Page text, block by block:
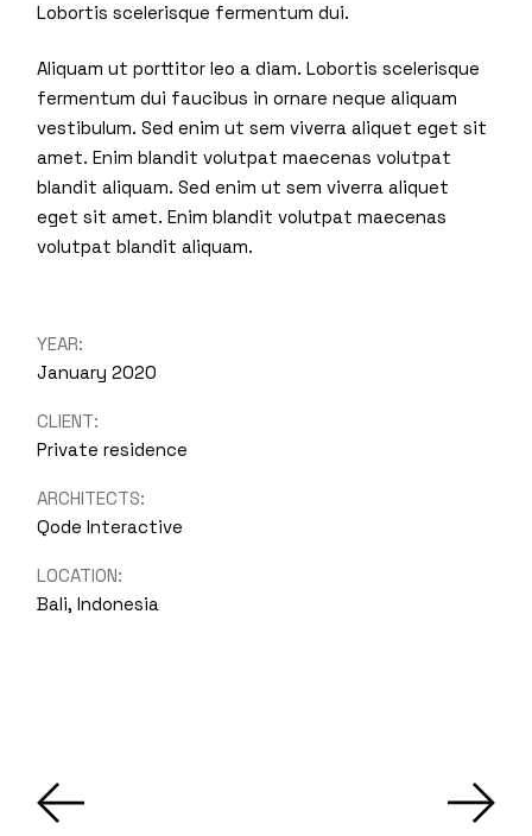
Lobortis scelerisque fermentum dui.
Aliquam ut porttitor leo a diam. Lobortis scelerisque
fermentum dui faucibus in ornare neque aliquam
vestibulum. Sed enim ut sem viverra aliquet eget sit
amet. Enim blandit volutpat maecenas volutpat
blandit aliquam. Sed enim ut sem viverra aliquet
eget sit amet. Enim blandit volutpat maecenas
volutpat blandit aliquam.
YEAR:
January 2020
CLIENT:
Private residence
ARCHITECTS:
Qode Interactive
LOCATION:
Bali, Indonesia